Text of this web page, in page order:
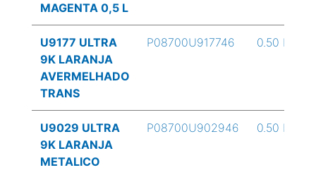
MAGENTA 0,5 L
U9177 ULTRA
9K LARANJA
AVERMELHADO
TRANS
P08700U917746 0.50 L
U9029 ULTRA
9K LARANJA
METALICO
P08700U902946 0.50 L